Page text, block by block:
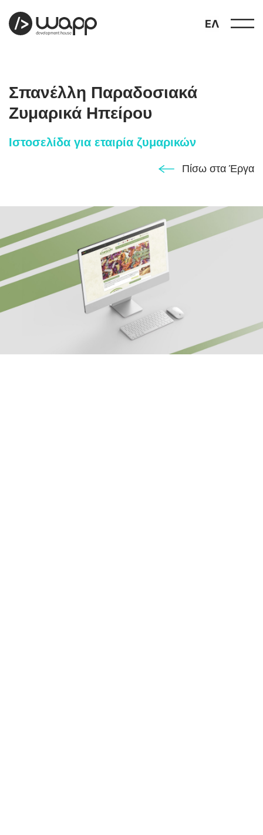
ΕΛ
προφίλ
έργα
04 υπηρεσίες
Αρχ. Μακαρίου 14
, 45221, Ιωάννινα
τ: +30 26510 24308
e: info@wapp.gr
Σπανέλλη Παραδοσιακά
Ζυμαρικά Ηπείρου
Ιστοσελίδα για εταιρία ζυμαρικών
Πίσω στα Έργα